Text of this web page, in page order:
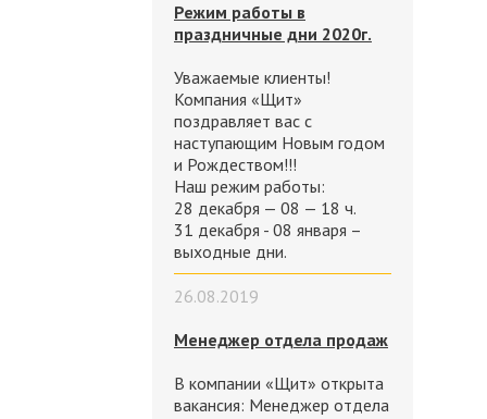
Режим работы в
праздничные дни 2020г.
Уважаемые клиенты!
Компания «Щит»
поздравляет вас с
наступающим Новым годом
и Рождеством!!!
Наш режим работы:
28 декабря — 08 — 18 ч.
31 декабря - 08 января –
выходные дни.
26.08.2019
Менеджер отдела продаж
В компании «Щит» открыта
вакансия: Менеджер отдела